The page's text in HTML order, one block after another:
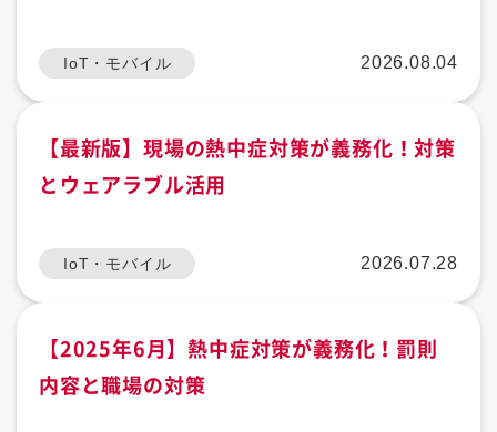
IoT・モバイル 2026.08.04
【最新版】現場の熱中症対策が義務化！対策
とウェアラブル活用
IoT・モバイル 2026.07.28
【2025年6月】熱中症対策が義務化！罰則
内容と職場の対策